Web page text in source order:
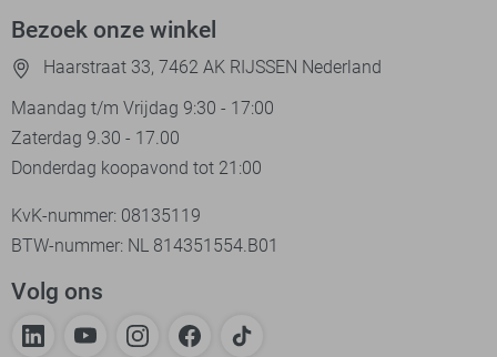
Bezoek onze winkel
Haarstraat 33, 7462 AK RIJSSEN Nederland
Maandag t/m Vrijdag 9:30 - 17:00
Zaterdag 9.30 - 17.00
Donderdag koopavond tot 21:00
KvK-nummer: 08135119
BTW-nummer: NL 814351554.B01
Volg ons